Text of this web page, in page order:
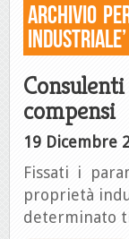
Archivio
industriale’
compensi
19 Dicembre
Fissati i
proprietà
determinato